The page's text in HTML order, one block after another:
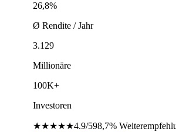
26,8%
Ø Rendite / Jahr
3.129
Millionäre
100K+
Investoren
★★★★★4.9/598,7%